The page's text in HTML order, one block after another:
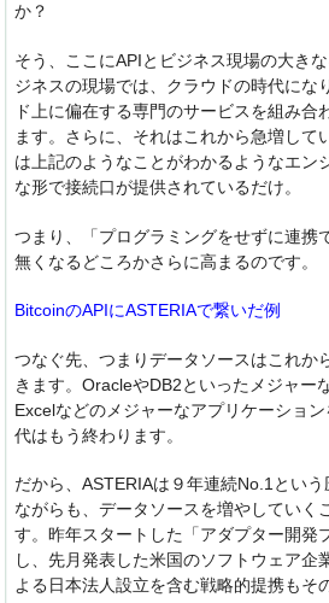
か？
そう、ここにAPIとビジネス現場の大き
ジネスの現場では、クラウドの時代にな
ド上に偏在する専門のサービスを組み合
ます。さらに、それはこれから急増して
は上記のようなことがわかるようなエン
な形で接続口が提供されているだけ。
つまり、「プログラミングをせずに連携
無くなるどころかさらに高まるのです。
BitcoinのAPIにASTERIAで繋いだ例
つなぐ先、つまりデータソースはこれか
きます。OracleやDB2といったメジャー
Excelなどのメジャーなアプリケーショ
代はもう終わります。
だから、ASTERIAは９年連続No.1とい
ながらも、データソースを増やしていく
す。昨年スタートした「アダプター開発
し、先月発表した米国のソフトウェア企
よる日本法人設立を含む戦略的提携もそ